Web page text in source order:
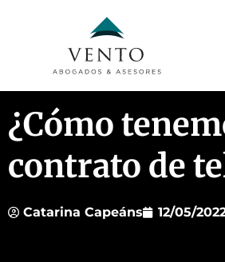
¿Cómo
contrato de
Catarina Capeáns 12/05/